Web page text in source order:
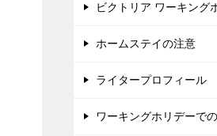
ビクトリア ワーキング
ホームステイの注意
ライタープロフィール
ワーキングホリデーで